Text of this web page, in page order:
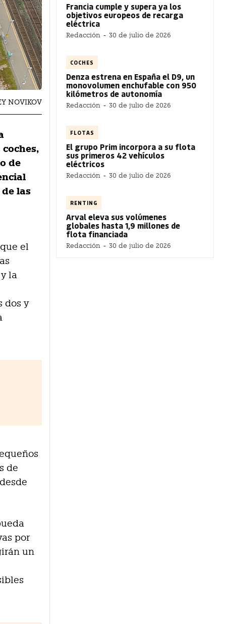
NOVIKOV
de
las
el
la
dos y
de
por
un
Francia cumple y supera ya los
objetivos europeos de recarga
eléctrica
Redacción - 30 de julio de 2026
COCHES
Denza estrena en España el D9, un
monovolumen enchufable con 950
kilómetros de autonomía
Redacción - 30 de julio de 2026
FLOTAS
El grupo Prim incorpora a su flota
sus primeros 42 vehículos
eléctricos
Redacción - 30 de julio de 2026
RENTING
Arval eleva sus volúmenes
globales hasta 1,9 millones de
flota financiada
Redacción - 30 de julio de 2026